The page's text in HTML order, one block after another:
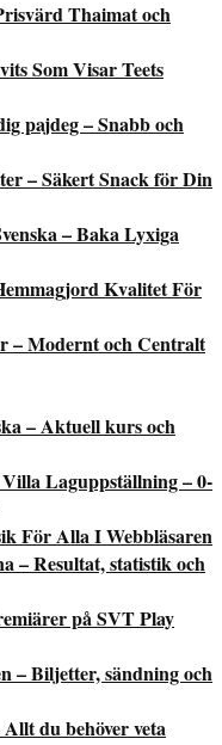
Thaimat och
Som Visar Teets
pajdeg – Snabb och
– Säkert Snack för Din
– Baka Lyxiga
Kvalitet För
– Modernt och Centralt
– Aktuell kurs och
Laguppställning – 0-
För Alla I Webbläsaren
– Resultat, statistik och
på SVT Play
– Biljetter, sändning och
du behöver veta